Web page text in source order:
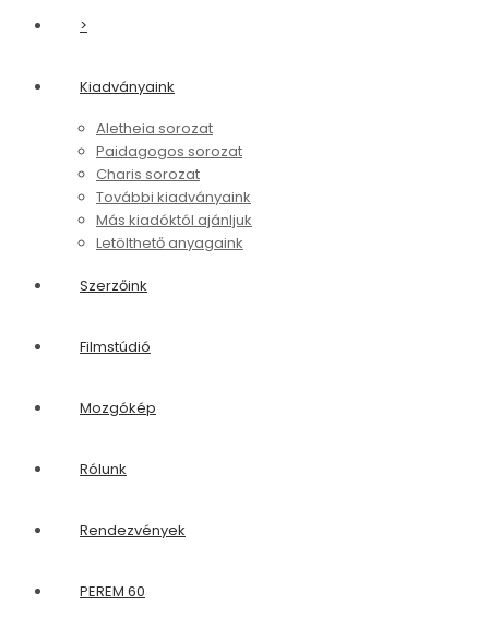
>
Kiadványaink
Aletheia sorozat
Paidagogos sorozat
Charis sorozat
További kiadványaink
Más kiadóktól ajánljuk
Letölthető anyagaink
Szerzőink
Filmstúdió
Mozgókép
Rólunk
Rendezvények
PEREM 60